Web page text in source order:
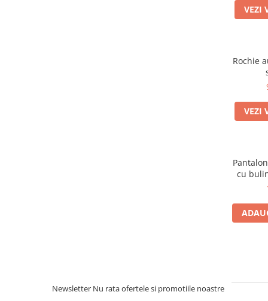
VEZI
Rochie
VEZI
cu
Newsletter Nu rata ofertele si promotiile noastre